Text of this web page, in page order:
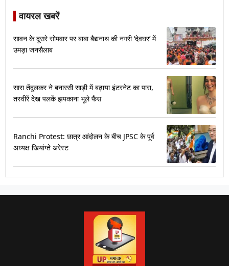
वायरल खबरें
सावन के दूसरे सोमवार पर बाबा बैद्यनाथ की नगरी ‘देवघर’ में
उमड़ा जनसैलाब
सारा तेंदुलकर ने बनारसी साड़ी में बढ़ाया इंटरनेट का पारा,
तस्वीरें देख पलकें झपकाना भूले फैंस
Ranchi Protest: छात्र आंदोलन के बीच JPSC के पूर्व
अध्यक्ष खियांग्ते अरेस्ट